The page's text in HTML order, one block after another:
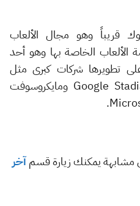
قريباً وهو مجال الألعاب
الخاصة بها وهو أحد
على تطويرها شركات كبرى مثل
جوجل التي تمتلك مشروع Google Stadia ومايكروسوفت
مشابهة يمكنك زيارة قسمآخر